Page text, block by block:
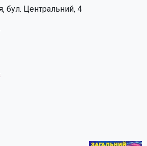
бул. Центральний, 4